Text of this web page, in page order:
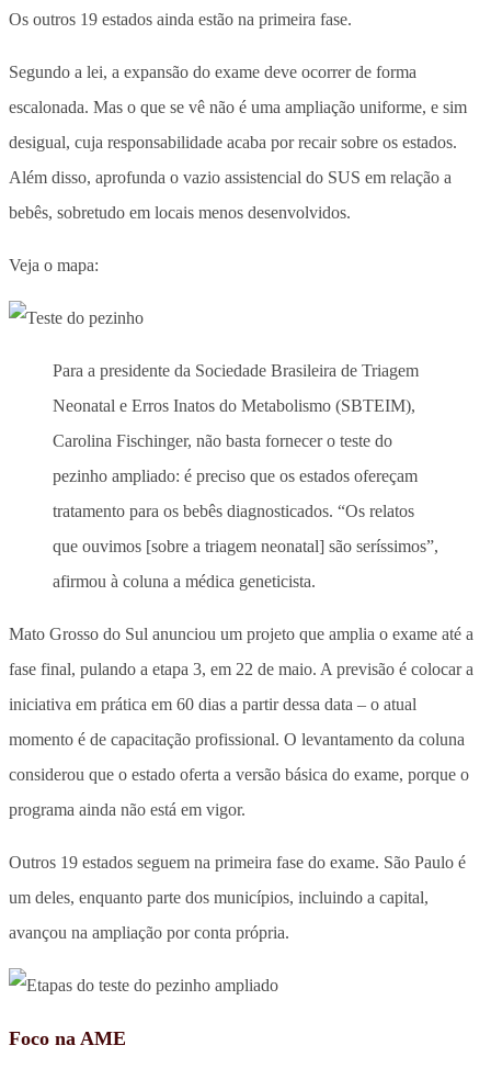
Os outros 19 estados ainda estão na primeira fase.
Segundo a lei, a expansão do exame deve ocorrer de forma
escalonada. Mas o que se vê não é uma ampliação uniforme, e sim
desigual, cuja responsabilidade acaba por recair sobre os estados.
Além disso, aprofunda o vazio assistencial do SUS em relação a
bebês, sobretudo em locais menos desenvolvidos.
Veja o mapa:
Para a presidente da Sociedade Brasileira de Triagem
Neonatal e Erros Inatos do Metabolismo (SBTEIM),
Carolina Fischinger, não basta fornecer o teste do
pezinho ampliado: é preciso que os estados ofereçam
tratamento para os bebês diagnosticados. “Os relatos
que ouvimos [sobre a triagem neonatal] são seríssimos”,
afirmou à coluna a médica geneticista.
Mato Grosso do Sul anunciou um projeto que amplia o exame até a
fase final, pulando a etapa 3, em 22 de maio. A previsão é colocar a
iniciativa em prática em 60 dias a partir dessa data – o atual
momento é de capacitação profissional. O levantamento da coluna
considerou que o estado oferta a versão básica do exame, porque o
programa ainda não está em vigor.
Outros 19 estados seguem na primeira fase do exame. São Paulo é
um deles, enquanto parte dos municípios, incluindo a capital,
avançou na ampliação por conta própria.
Foco na AME